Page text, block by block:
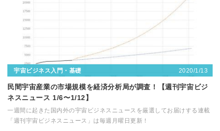
宇宙ビジネス入門・基礎 2020/1/13
民間宇宙産業の市場規模を経済分析局が調査！【週刊宇宙ビジ
ネスニュース 1/6〜1/12】
一週間に起きた国内外の宇宙ビジネスニュースを厳選してお届けする連載
「週刊宇宙ビジネスニュース」は毎週月曜日更新！